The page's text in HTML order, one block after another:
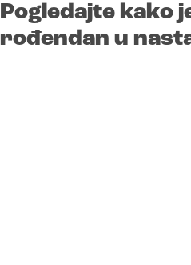
Pogledajte kako
rođendan u